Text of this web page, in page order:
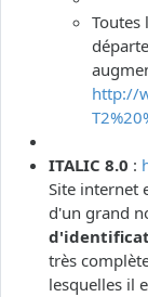
Toutes
http://
ITALIC 8.0 :
Site internet
d'un grand
très
lesquelles il